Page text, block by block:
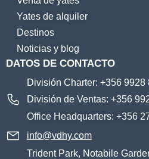
Yates de alquiler
Destinos
Noticias y blog
DATOS DE CONTACTO
División Charter: +356 9928
División de Ventas: +356
Office Headquarters: +356
info@vdhy.com
Trident Park, Notabile